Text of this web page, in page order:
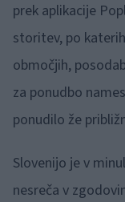
prek aplikacije
storitev, po
območjih,
za ponudbo
ponudilo že
Slovenijo je v
nesreča v